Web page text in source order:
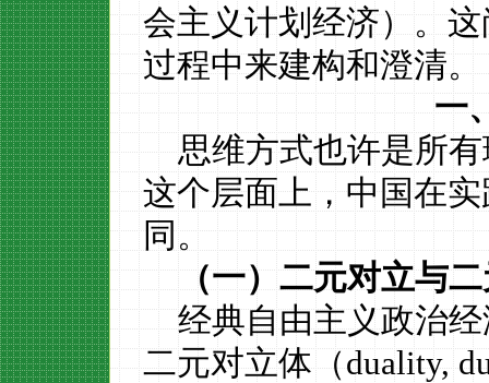
会主义计划经济）。
过程中来建构和澄清。
一
思维方式也许是所
这个层面上，中国在
同。
（一）二元对立与
经典自由主义政治
二元对立体（duality,